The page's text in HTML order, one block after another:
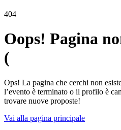
404
Oops! Pagina
(
Ops! La pagina che cerchi non
l’evento è terminato o il profilo è
trovare nuove proposte!
Vai alla pagina principale